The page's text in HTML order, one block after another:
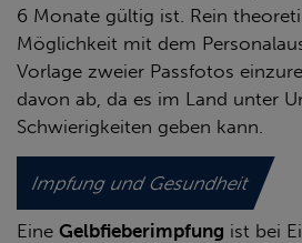
6 Monate gültig ist. Rein
Möglichkeit mit dem
Vorlage zweier Passfotos
davon ab, da es im Land unter
Schwierigkeiten geben kann.
Impfung und Gesundheit
Eine Gelbfieberimpfung ist bei